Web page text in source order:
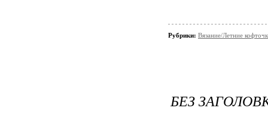
Рубрики: Вязание/Летние
БЕЗ